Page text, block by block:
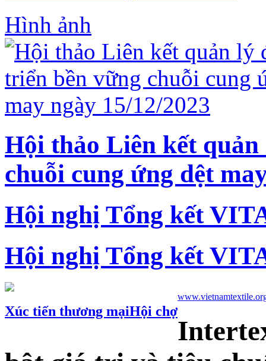
Hình ảnh
Hội thảo Liên kết
chuỗi cung ứng dệt
Hội nghị Tổng kết
Hội nghị Tổng kết
Xúc tiến thương mạiHội chợ